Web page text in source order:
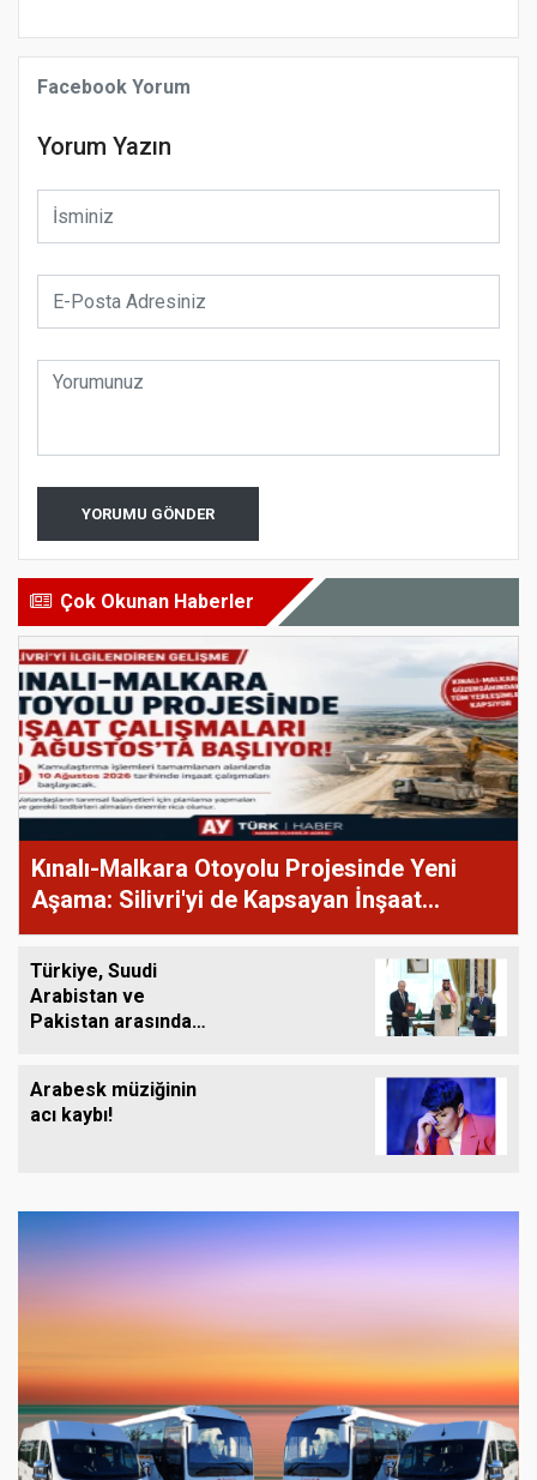
Facebook Yorum
Yorum Yazın
YORUMU GÖNDER
Çok Okunan Haberler
Kınalı-Malkara Otoyolu Projesinde Yeni
Aşama: Silivri'yi de Kapsayan İnşaat
Çalışmaları 10 Ağustos'ta Başlıyor
Türkiye, Suudi
Arabistan ve
Pakistan arasında
Arabesk müziğinin
acı kaybı!